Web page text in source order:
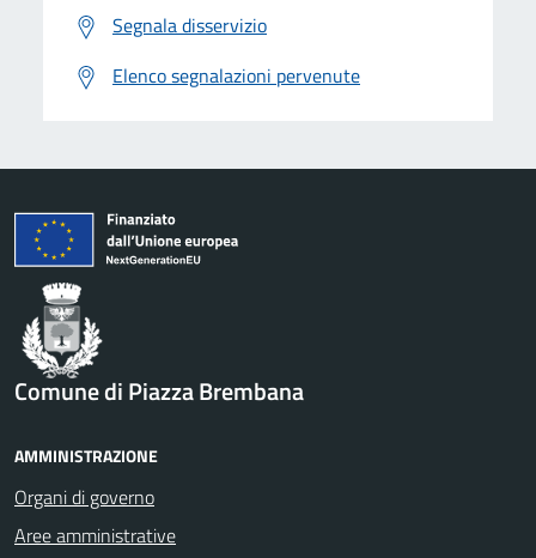
Segnala disservizio
Elenco segnalazioni pervenute
Comune di Piazza Brembana
AMMINISTRAZIONE
Organi di governo
Aree amministrative